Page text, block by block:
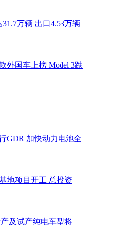
万辆 出口4.53万辆
外国车上榜 Model 3跌
GDR 加快动力电池全
地项目开工 总投资
及试产纯电车型将